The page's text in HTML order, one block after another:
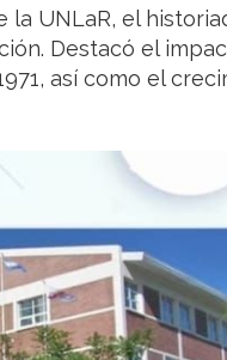
la UNLaR, el
Destacó el
así como el